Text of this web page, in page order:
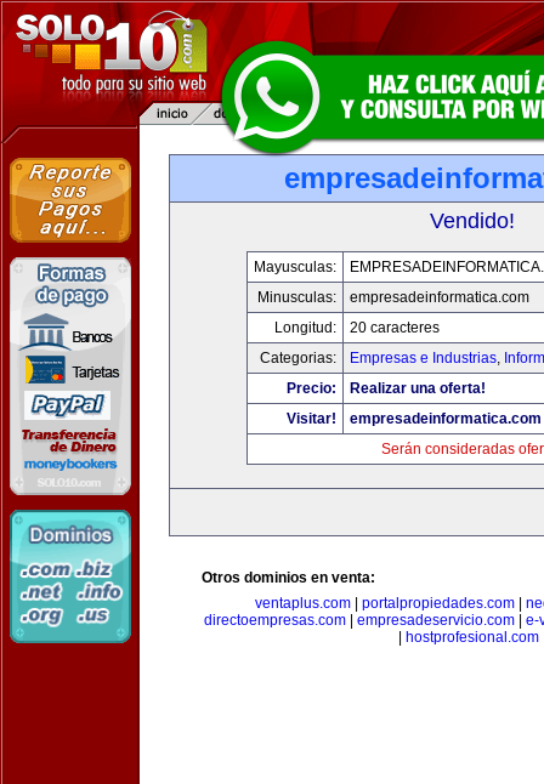
Vendido!
Mayusculas:
Minusculas:
empresadeinformatica.com
Longitud:
20 caracteres
Categorias:
Empresas e Industrias,
Precio:
Realizar una oferta!
Visitar!
empresadeinformatica.com
Serán consideradas
Otros dominios en venta:
ventaplus.com
portalpropiedades.com
directoempresas.com
empresadeservicio.com
e-
hostprofesional.com